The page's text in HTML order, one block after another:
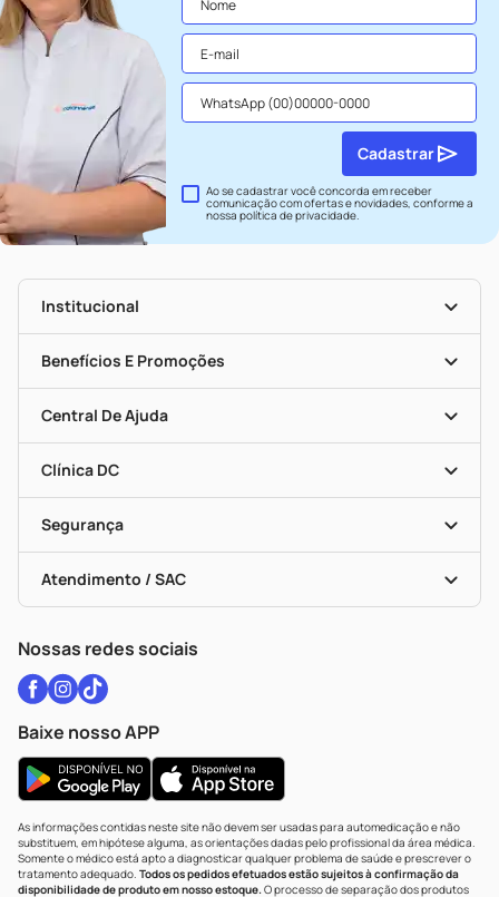
Ao se cadastrar você concorda em receber
comunicação com ofertas e novidades, conforme a
nossapolítica de privacidade.
Cadastrar
Institucional
História
Nossas Lojas
Seja Uma Loja Parceira
Mapa De Categorias
Benefícios E Promoções
Clube DC
Convênios
Programa Popular Do Brasil
Encarte De Ofertas
Dermaclub
Cupons E Ofertas
Black Friday
Central De Ajuda
Entrega
Recompra Programada
Alomed
Formas De Pagamento
Troca E Devolução
Bulas De A A Z
Políticas De Marketplace
Clínica DC
Vacinas
Serviços Farmacêuticos
Testes Rápidos
Autoteste Covid-19
Vacinas
Segurança
Certificado De Segurança
Portal Da Privacidade
Atendimento / SAC
WhatsApp (47) 9202-1687
Nossas redes sociais
Baixe nosso APP
As informações contidas neste site não devem ser usadas para automedicação e não
substituem, em hipótese alguma, as orientações dadas pelo profissional da área médica.
Somente o médico está apto a diagnosticar qualquer problema de saúde e prescrever o
tratamento adequado. Todos os pedidos efetuados estão sujeitos à confirmação da
disponibilidade de produto em nosso estoque.O processo de separação dos produtos